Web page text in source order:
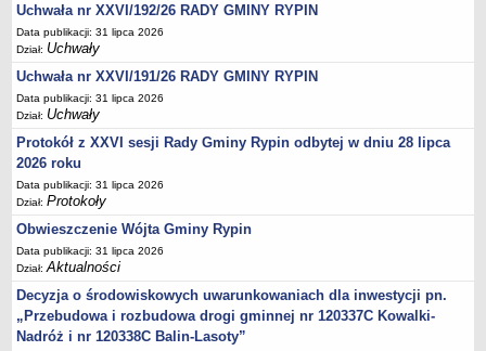
Jednostki pomocnicze - sołectwa
Plan pracy komisji rewizyjnej
Sesje Rady Gminy Rypin
PRAWO LOKALNE
Statut
Strategia rozwoju
Uchwały
Projekty uchwał
Protokoły
Imienne wykazy głosowań radnych
Postać dokumentów
Akty Prawne, Dzienniki Ustaw, Monitory Polskie
Uchwała nr XXVI/192/26 RADY GMINY RYPIN
Data publikacji: 31 lipca 2026
Dział: Uchwały
Uchwała nr XXVI/191/26 RADY GMINY RYPIN
Data publikacji: 31 lipca 2026
Dział: Uchwały
Protokół z XXVI sesji Rady Gminy Rypin odbytej w dniu 28 lipca
2026 roku
Data publikacji: 31 lipca 2026
Dział:Protokoły
Obwieszczenie Wójta Gminy Rypin
Data publikacji: 31 lipca 2026
Dział:Aktualności
Decyzja o środowiskowych uwarunkowaniach dla inwestycji pn.
„Przebudowa i rozbudowa drogi gminnej nr 120337C Kowalki-
Nadróż i nr 120338C Balin-Lasoty”